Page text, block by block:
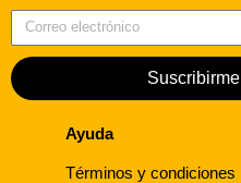
Suscribirme
Ayuda
Términos y condiciones